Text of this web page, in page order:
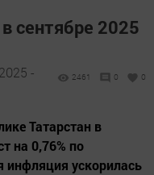
сентябре 2025
-
2461 0 0
Татарстан в
на 0,76% по
инфляция ускорилась